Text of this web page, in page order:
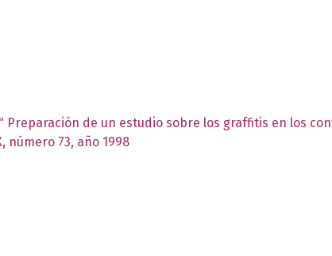
Preparación de un estudio sobre los graffitis en los
número 73, año 1998